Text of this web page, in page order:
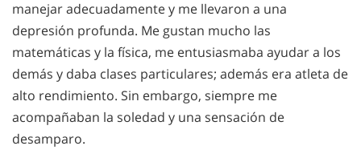
manejar adecuadamente y me llevaron a una
depresión profunda. Me gustan mucho las
matemáticas y la física, me entusiasmaba ayudar a los
demás y daba clases particulares; además era atleta de
alto rendimiento. Sin embargo, siempre me
acompañaban la soledad y una sensación de
desamparo.